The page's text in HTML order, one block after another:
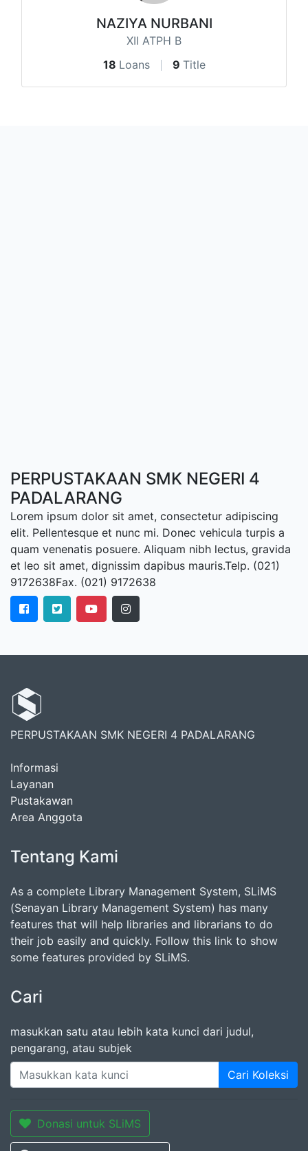
NAZIYA NURBANI
XII ATPH B
18 Loans 9 Title
PERPUSTAKAAN SMK NEGERI 4
PADALARANG
Lorem ipsum dolor sit amet, consectetur adipiscing
elit. Pellentesque et nunc mi. Donec vehicula turpis a
quam venenatis posuere. Aliquam nibh lectus, gravida
et leo sit amet, dignissim dapibus mauris.Telp. (021)
9172638Fax. (021) 9172638
PERPUSTAKAAN SMK NEGERI 4 PADALARANG
Informasi
Layanan
Pustakawan
Area Anggota
Tentang Kami
As a complete Library Management System, SLiMS
(Senayan Library Management System) has many
features that will help libraries and librarians to do
their job easily and quickly. Follow this link to show
some features provided by SLiMS.
Cari
masukkan satu atau lebih kata kunci dari judul,
pengarang, atau subjek
Cari Koleksi
Donasi untuk SLiMS